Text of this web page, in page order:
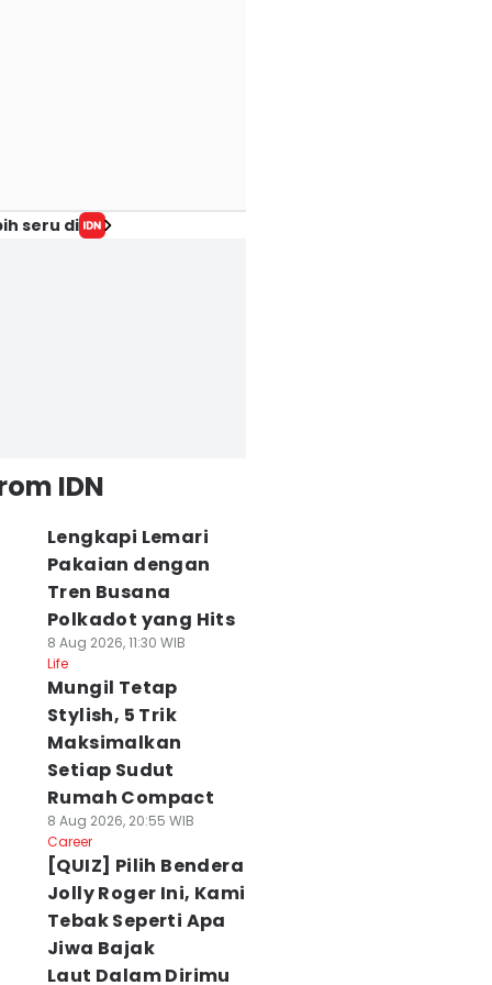
seru di
IDN
Lengkapi Lemari
Pakaian dengan
Tren Busana
Polkadot yang Hits
8 Aug 2026, 11:30 WIB
Life
Mungil Tetap
Stylish, 5 Trik
Maksimalkan
Setiap Sudut
Rumah Compact
8 Aug 2026, 20:55 WIB
Career
[QUIZ] Pilih Bendera
Jolly Roger Ini, Kami
Tebak Seperti Apa
Jiwa Bajak
Laut Dalam Dirimu